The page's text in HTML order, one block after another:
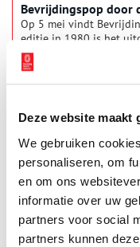
Deze website maakt
We gebruiken
personaliseren, om
en om ons
informatie over uw
partners voor social
partners kunnen
Bevrijdingspop door
Op 5 mei vindt
editie in 1980 is het
benefietfestival van
worden tegenwoordig
bevrijdingsfestivals